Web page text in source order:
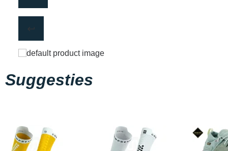
Suggesties